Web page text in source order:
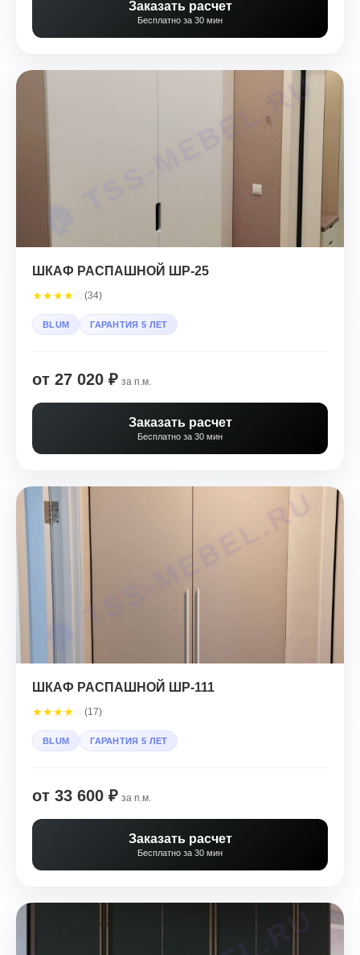
Заказать расчет
Бесплатно за 30 мин
ШКАФ РАСПАШНОЙ ШР-25
★★★★ (34)
BLUM ГАРАНТИЯ 5 ЛЕТ
от 27 020 ₽ за п.м.
Заказать расчет
Бесплатно за 30 мин
ШКАФ РАСПАШНОЙ ШР-111
★★★★ (17)
BLUM ГАРАНТИЯ 5 ЛЕТ
от 33 600 ₽ за п.м.
Заказать расчет
Бесплатно за 30 мин